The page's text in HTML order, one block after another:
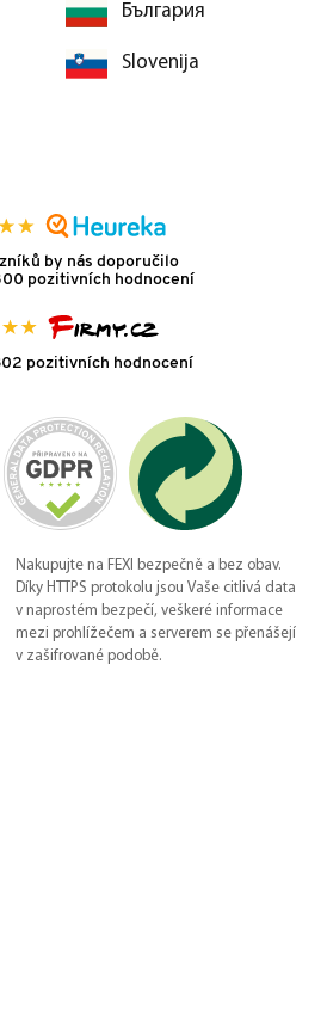
България
Slovenija
by nás doporučilo
pozitivních hodnocení
pozitivních hodnocení
Nakupujte na FEXI bezpečně a bez obav.
Díky HTTPS protokolu jsou Vaše citlivá data
v naprostém bezpečí, veškeré informace
mezi prohlížečem a serverem se přenášejí
v zašifrované podobě.